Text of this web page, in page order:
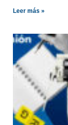
Leer más »